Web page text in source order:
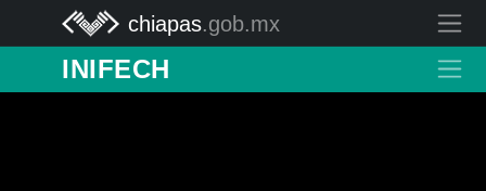
chiapas.gob.mx
INIFECH